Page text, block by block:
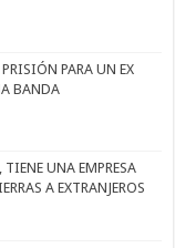
PARA UN EX
BANDA
TIENE UNA EMPRESA
A EXTRANJEROS